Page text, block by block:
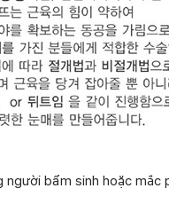
người bẩm sinh hoặc mắc